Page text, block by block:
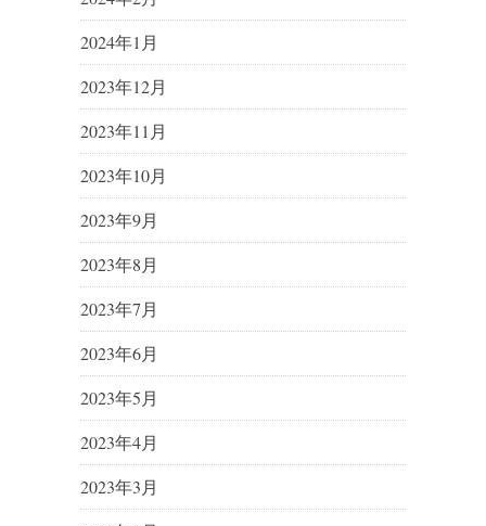
2024年1月
2023年12月
2023年11月
2023年10月
2023年9月
2023年8月
2023年7月
2023年6月
2023年5月
2023年4月
2023年3月